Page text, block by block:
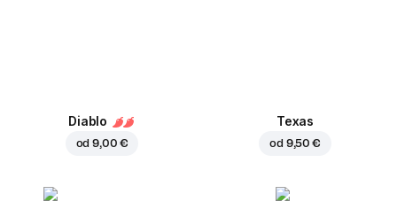
Diablo
od9,00 €
Texas
od 9,50 €